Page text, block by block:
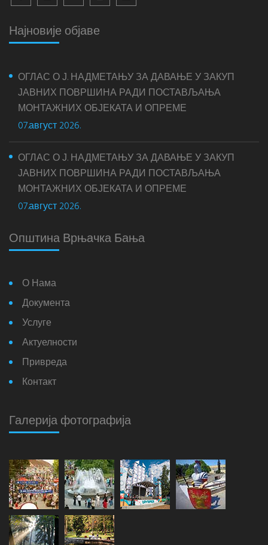
Најновије објаве
ОГЛАС О Ј. НАДМЕТАЊУ ЗА ДАВАЊЕ У ЗАКУП
ЈАВНИХ ПОВРШИНА РАДИ ПОСТАВЉАЊА
МОНТАЖНИХ ОБЈЕКАТА И ОПРЕМЕ
07.август 2026.
ОГЛАС О Ј. НАДМЕТАЊУ ЗА ДАВАЊЕ У ЗАКУП
ЈАВНИХ ПОВРШИНА РАДИ ПОСТАВЉАЊА
МОНТАЖНИХ ОБЈЕКАТА И ОПРЕМЕ
07.август 2026.
Општина Врњачка Бања
О Нама
Документа
Услуге
Актуелности
Привреда
Контакт
Галерија фотографија